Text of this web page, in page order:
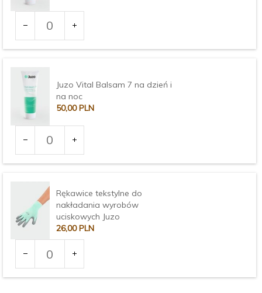
dla
produktu
3373
Juzo Vital Balsam 7 na dzień i
na noc
50,00 PLN
dla
produktu
3375
Rękawice tekstylne do
nakładania wyrobów
uciskowych Juzo
26,00 PLN
dla
produktu
3376